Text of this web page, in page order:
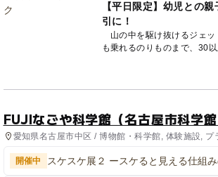
【平日限定】幼児との
引に！
山の中を駆け抜けるジェッ
も乗れるのりものまで、30
FUJIなごや科学館（名古屋市科学館
愛知県名古屋市中区 / 博物館・科学館, 体験施設, プ
開催中 スケスケ展２ ースケると見える仕組